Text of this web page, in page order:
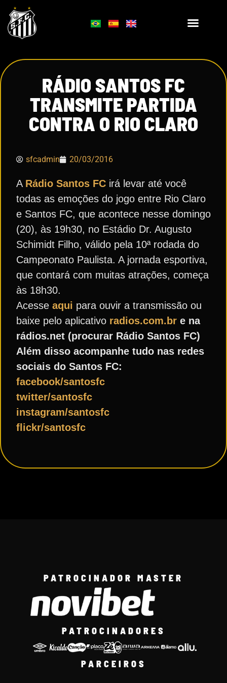
RÁDIO SANTOS FC
TRANSMITE PARTIDA
CONTRA O RIO CLARO
sfcadmin 20/03/2016
A Rádio Santos FC irá levar até você
todas as emoções do jogo entre Rio Claro
e Santos FC, que acontece nesse domingo
(20), às 19h30, no Estádio Dr. Augusto
Schimidt Filho, válido pela 10ª rodada do
Campeonato Paulista. A jornada esportiva,
que contará com muitas atrações, começa
às 18h30.
Acesse aqui para ouvir a transmissão ou
baixe pelo aplicativo radios.com.br e na
rádios.net (procurar Rádio Santos FC)
Além disso acompanhe tudo nas redes
sociais do Santos FC:
facebook/santosfc
twitter/santosfc
instagram/santosfc
flickr/santosfc
PATROCINADOR MASTER
PATROCINADORES
PARCEIROS